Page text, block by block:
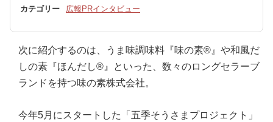
カテゴリー 広報PRインタビュー
次に紹介するのは、うま味調味料『味の素®』や和風だ
しの素『ほんだし®』といった、数々のロングセラーブ
ランドを持つ味の素株式会社。
今年5月にスタートした「五季そうさまプロジェクト」